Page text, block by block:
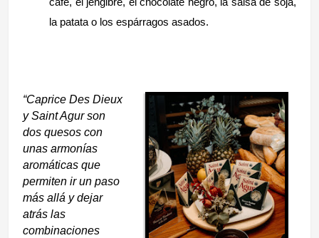
la patata o los espárragos asados.
“Caprice Des Dieux
y Saint Agur son
dos quesos con
unas armonías
aromáticas que
permiten ir un paso
más allá y dejar
atrás las
combinaciones